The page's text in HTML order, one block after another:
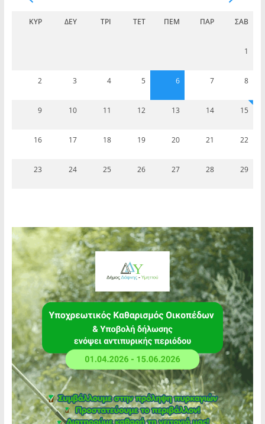
ΚΥΡ ΔΕΥ ΤΡΊ ΤΕΤ ΠΈΜ ΠΑΡ ΣΆΒ
1
2 3 4 5 6 7 8
9 10 11 12 13 14 15
16 17 18 19 20 21 22
23 24 25 26 27 28 29